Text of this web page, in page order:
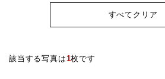
すべてクリア
該当する写真は1枚です